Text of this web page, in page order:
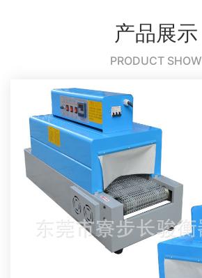
产品展示
PRODUCT SHOW